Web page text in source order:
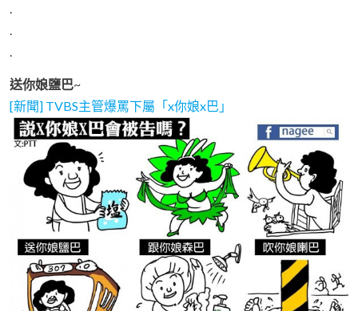
.
.
.
送你娘鹽巴~
[新聞] TVBS主管爆罵下屬「x你娘x巴」